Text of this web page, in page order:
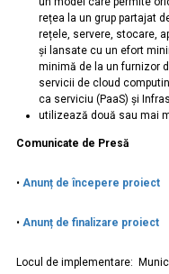
rețea la un grup partajat
rețele, servere, stocare,
și lansate cu un efort
minimă de la un furnizor
servicii de cloud
ca serviciu (PaaS) și
utilizează două sau mai
Comunicate de Presă
• Anunț de începere proiect
• Anunț de finalizare proiect
Locul de implementare: